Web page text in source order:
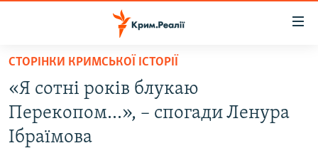
Перейти
основного
матеріалу
Перейти
до
ВІДЕО ТА ФОТО
СТОРІНКИ КРИМСЬКОЇ ІСТОРІЇ
«Я сотні років блукаю
Перекопом...», – спогади Ленура
Ібраїмова